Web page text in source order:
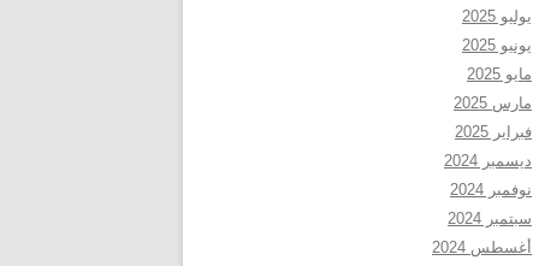
يوليو 2025
يونيو 2025
مايو 2025
مارس 2025
فبراير 2025
ديسمبر 2024
نوفمبر 2024
سبتمبر 2024
أغسطس 2024